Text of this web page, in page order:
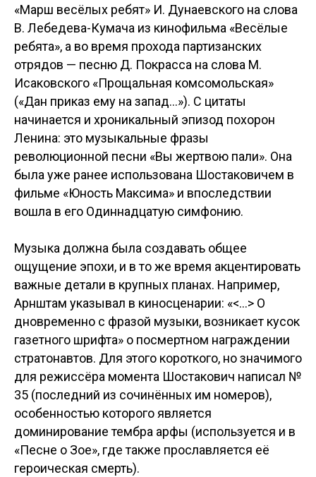
«Марш весёлых ребят» И. Дунаевского на слова
В. Лебедева-Кумача из кинофильма «Весёлые
ребята», а во время прохода партизанских
отрядов — песню Д. Покрасса на слова М.
Исаковского «Прощальная комсомольская»
(«Дан приказ ему на запад...»). С цитаты
начинается и хроникальный эпизод похорон
Ленина: это музыкальные фразы
революционной песни «Вы жертвою пали». Она
была уже ранее использована Шостаковичем в
фильме «Юность Максима» и впоследствии
вошла в его Одиннадцатую симфонию.
Музыка должна была создавать общее
ощущение эпохи, и в то же время акцентировать
важные детали в крупных планах. Например,
Арнштам указывал в киносценарии: «<...> О
дновременно с фразой музыки, возникает кусок
газетного шрифта» о посмертном награждении
стратонавтов. Для этого короткого, но значимого
для режиссёра момента Шостакович написал №
35 (последний из сочинённых им номеров),
особенностью которого является
доминирование тембра арфы (используется и в
«Песне о Зое», где также прославляется её
героическая смерть).